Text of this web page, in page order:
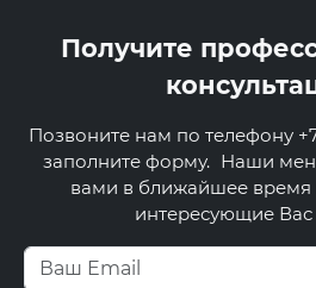
Получите
Позвоните нам по телефону
заполните форму. Наши
вами в ближайшее время
интересующие